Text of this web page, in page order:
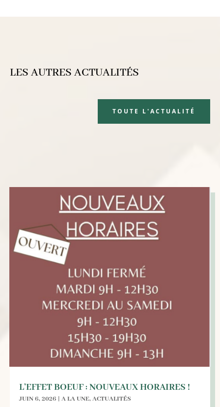
LES AUTRES ACTUALITÉS
TOUTE L'ACTUALITÉ
L’EFFET BOEUF : NOUVEAUX HORAIRES !
JUIN 6, 2026 | A LA UNE,ACTUALITÉS